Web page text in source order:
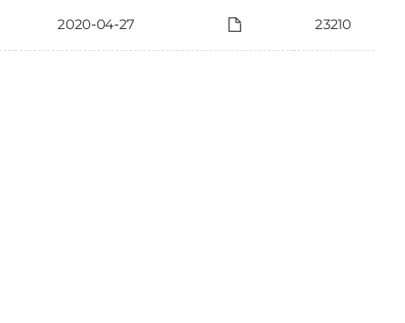
2020-04-27 23210